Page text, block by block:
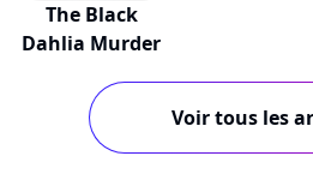
The Black
Dahlia Murder
Voir tous les